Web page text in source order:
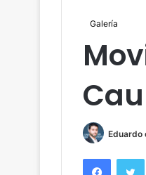
Galería
Eduardo